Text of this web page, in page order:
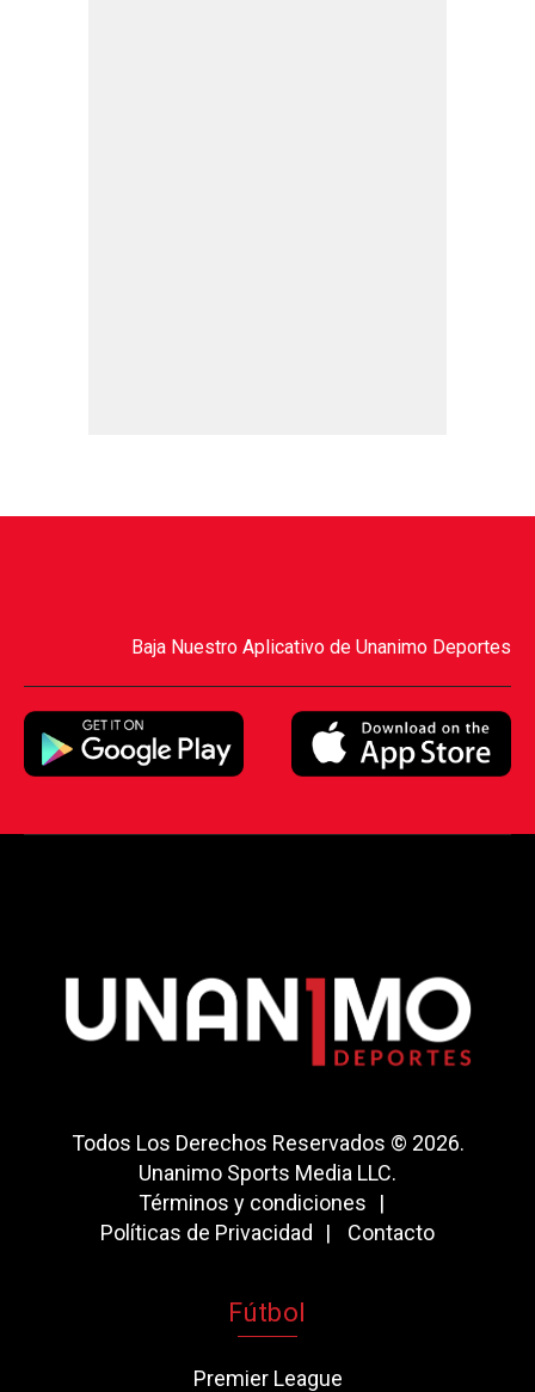
Baja Nuestro Aplicativo de Unanimo Deportes
Todos Los Derechos Reservados © 2026.
Unanimo Sports Media LLC.
Términos y condiciones
Políticas de Privacidad
Contacto
Fútbol
Premier League